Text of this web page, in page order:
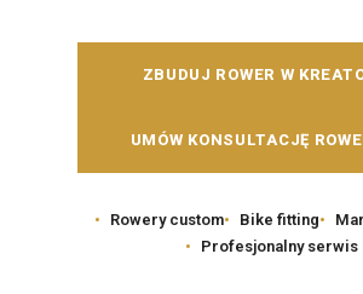
ZBUDUJ ROWER W
UMÓW KONSULTACJĘ
Rowery custom Bike fitting
Profesjonalny serwis